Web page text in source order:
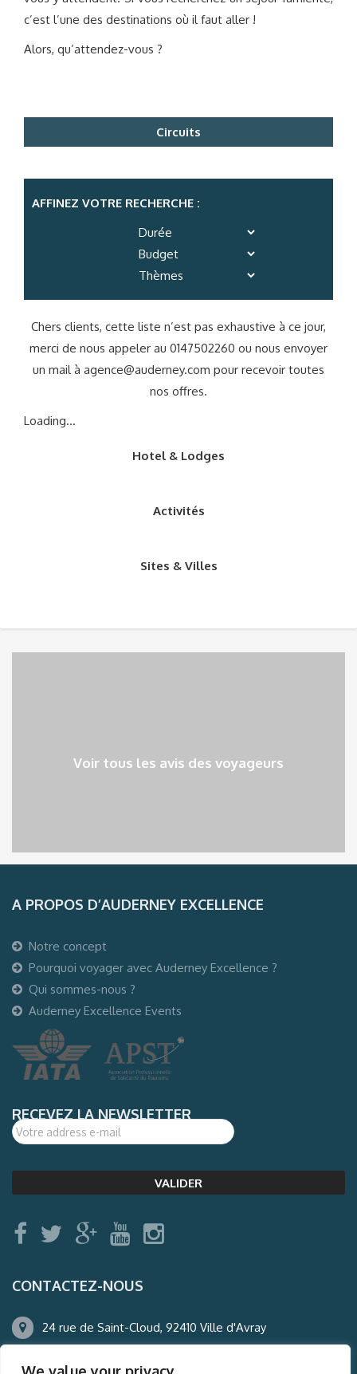
c’est l’une des destinations où il faut aller !
Alors, qu’attendez-vous ?
Circuits
AFFINEZ VOTRE RECHERCHE :
Chers clients, cette liste n’est pas exhaustive à ce jour,
merci de nous appeler au 0147502260 ou nous envoyer
un mail à agence@auderney.com pour recevoir toutes
nos offres.
Loading...
Hotel & Lodges
Activités
Sites & Villes
Voir tous les avis des voyageurs
A PROPOS D’AUDERNEY EXCELLENCE
Notre concept
Pourquoi voyager avec Auderney Excellence ?
Qui sommes-nous ?
Auderney Excellence Events
RECEVEZ LA NEWSLETTER
CONTACTEZ-NOUS
24 rue de Saint-Cloud, 92410 Ville d'Avray